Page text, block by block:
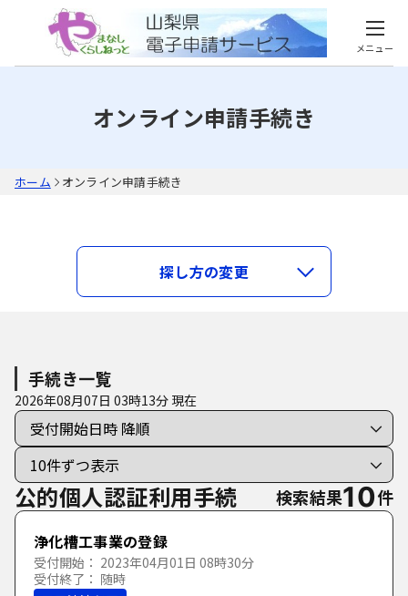
メニュー
オンライン申請手続き
ホーム オンライン申請手続き
キーワードで探す
手続き種別を選択
利用者選択すべての手続き
個人向けの手続き
法人向けの手続き
探し方の変更
手続き一覧
2026年08月07日 03時13分 現在
公的個人認証利用手続 検索結果10件
浄化槽工事業の登録
受付開始： 2023年04月01日 08時30分
受付終了： 随時